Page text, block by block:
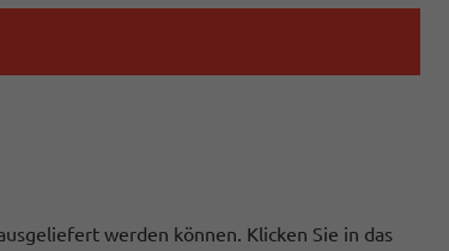
werden können. Klicken Sie in das